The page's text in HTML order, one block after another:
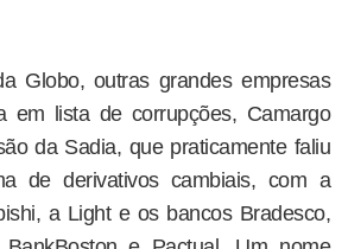
Globo, outras grandes empresas
em lista de corrupções, Camargo
da Sadia, que praticamente faliu
de derivativos cambiais, com a
a Light e os bancos Bradesco,